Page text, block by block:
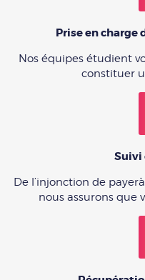
Prise en
Nos équipes étudient
constituer
Suivi
De l’injonction de
nous assurons que